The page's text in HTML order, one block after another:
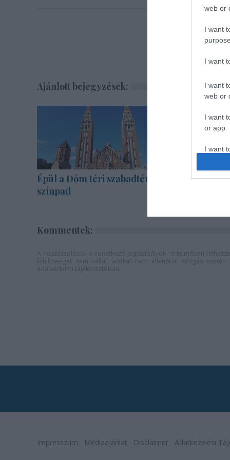
web or
I want
I want
I want
web or
I want
or app.
I want
I want
Ajánlott bejegyzések:
Épül a Dóm téri szabadtéri
színpad
Bartók
Kommentek:
Impresszum Médiaajánlat Disclaimer Adatkezelési